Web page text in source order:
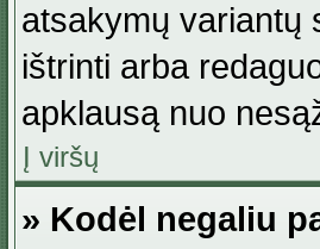
atsakymų variantų
ištrinti arba
apklausą nuo
Į viršų
» Kodėl negaliu